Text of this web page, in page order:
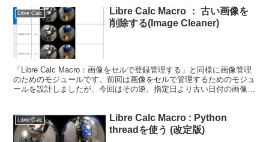
Libre Calc
Libre Calc Macro ： 古い画像を
削除する(Image Cleaner)
「Libre Calc Macro：画像をセルで登録管理する」と同様に画像管理
のためのモジュールです。前回は画像をセルで管理するためのモジュ
ールを設計しましたが、今回はその逆。指定日より古い日付の画像を
Libre Calc
Libre Calc Macro : Python
threadを使う (改定版)